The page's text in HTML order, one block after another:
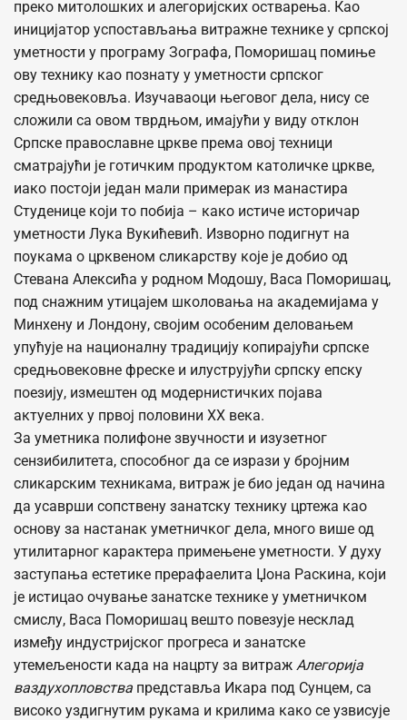
преко митолошких и алегоријских остварења. Као
иницијатор успостављања витражне технике у српској
уметности у програму Зографа, Поморишац помиње
ову технику као познату у уметности српског
средњовековља. Изучаваоци његовог дела, нису се
сложили са овом тврдњом, имајући у виду отклон
Српске православне цркве према овој техници
сматрајући је готичким продуктом католичке цркве,
иако постоји један мали примерак из манастира
Студенице који то побија – како истиче историчар
уметности Лука Вукићевић. Изворно подигнут на
поукама о црквеном сликарству које је добио од
Стевана Алексића у родном Модошу, Васа Поморишац,
под снажним утицајем школовања на академијама у
Минхену и Лондону, својим особеним деловањем
упућује на националну традицију копирајући српске
средњовековне фреске и илуструјући српску епску
поезију, измештен од модернистичких појава
актуелних у првој половини XX века.
За уметника полифоне звучности и изузетног
сензибилитета, способног да се изрази у бројним
сликарским техникама, витраж је био један од начина
да усаврши сопствену занатску технику цртежа као
основу за настанак уметничког дела, много више од
утилитарног карактера примењене уметности. У духу
заступања естетике прерафаелита Џона Раскина, који
је истицао очување занатске технике у уметничком
смислу, Васа Поморишац вешто повезује несклад
између индустријског прогреса и занатске
утемељености када на нацрту за витраж Алегорија
ваздухопловства представља Икара под Сунцем, са
високо уздигнутим рукама и крилима како се узвисује